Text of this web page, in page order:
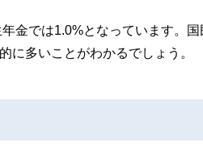
金では1.0%となっています。国
に多いことがわかるでしょう。